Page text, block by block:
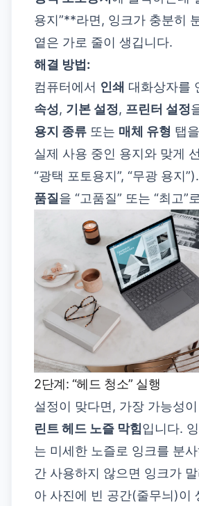
용지”**라면, 잉크가 충분히
옅은 가로 줄이 생깁니다.
해결 방법:
컴퓨터에서 인쇄 대화상자를
속성, 기본 설정, 프린터 설정
용지 종류 또는 매체 유형 탭
실제 사용 중인 용지와 맞게
“광택 포토용지”, “무광 용지”).
품질을 “고품질” 또는 “최고”
2단계: “헤드 청소” 실행
설정이 맞다면, 가장 가능성
린트 헤드 노즐 막힘입니다.
는 미세한 노즐로 잉크를 분
간 사용하지 않으면 잉크가
아 사진에 빈 공간(줄무늬)이